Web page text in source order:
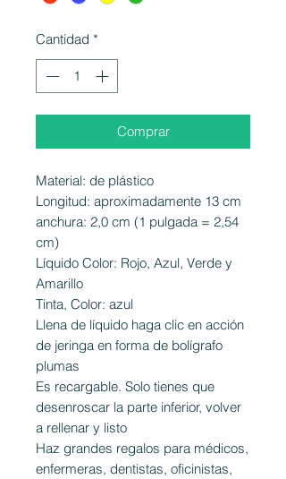
Cantidad *
Comprar
Material: de plástico
Longitud: aproximadamente 13 cm
anchura: 2,0 cm (1 pulgada = 2,54
cm)
Líquido Color: Rojo, Azul, Verde y
Amarillo
Tinta, Color: azul
Llena de líquido haga clic en acción
de jeringa en forma de bolígrafo
plumas
Es recargable. Solo tienes que
desenroscar la parte inferior, volver
a rellenar y listo
Haz grandes regalos para médicos,
enfermeras, dentistas, oficinistas,